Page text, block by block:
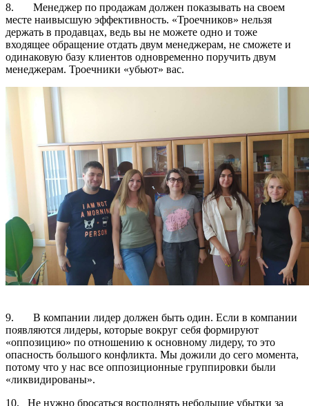
8. Менеджер по продажам должен показывать на своем
месте наивысшую эффективность. «Троечников» нельзя
держать в продавцах, ведь вы не можете одно и тоже
входящее обращение отдать двум менеджерам, не сможете и
одинаковую базу клиентов одновременно поручить двум
менеджерам. Троечники «убьют» вас.
9. В компании лидер должен быть один. Если в компании
появляются лидеры, которые вокруг себя формируют
«оппозицию» по отношению к основному лидеру, то это
опасность большого конфликта. Мы дожили до сего момента,
потому что у нас все оппозиционные группировки были
«ликвидированы».
10. Не нужно бросаться восполнять небольшие убытки за